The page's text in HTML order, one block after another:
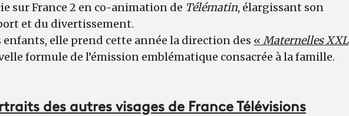
sur France 2 en co-animation de Télématin, élargissant son
et du divertissement.
enfants, elle prend cette année la direction des « Maternelles XXL
formule de l’émission emblématique consacrée à la famille.
des autres visages de France Télévisions